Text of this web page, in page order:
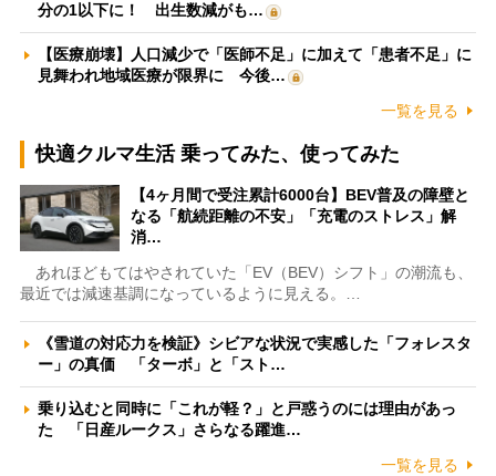
分の1以下に！ 出生数減がも…
【医療崩壊】人口減少で「医師不足」に加えて「患者不足」に
見舞われ地域医療が限界に 今後…
一覧を見る
快適クルマ生活 乗ってみた、使ってみた
【4ヶ月間で受注累計6000台】BEV普及の障壁と
なる「航続距離の不安」「充電のストレス」解
消…
あれほどもてはやされていた「EV（BEV）シフト」の潮流も、
最近では減速基調になっているように見える。…
《雪道の対応力を検証》シビアな状況で実感した「フォレスタ
ー」の真価 「ターボ」と「スト…
乗り込むと同時に「これが軽？」と戸惑うのには理由があっ
た 「日産ルークス」さらなる躍進…
一覧を見る